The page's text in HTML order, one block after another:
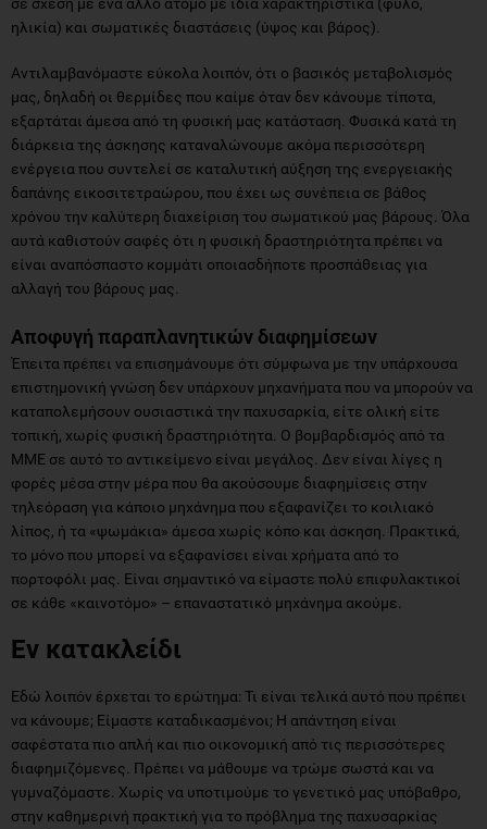
ηλικία) και σωματικές διαστάσεις (ύψος και βάρος).
Αντιλαμβανόμαστε εύκολα λοιπόν, ότι ο βασικός μεταβολισμός
μας, δηλαδή οι θερμίδες που καίμε όταν δεν κάνουμε τίποτα,
εξαρτάται άμεσα από τη φυσική μας κατάσταση. Φυσικά κατά τη
διάρκεια της άσκησης καταναλώνουμε ακόμα περισσότερη
ενέργεια που συντελεί σε καταλυτική αύξηση της ενεργειακής
δαπάνης εικοσιτετραώρου, που έχει ως συνέπεια σε βάθος
χρόνου την καλύτερη διαχείριση του σωματικού μας βάρους. Όλα
αυτά καθιστούν σαφές ότι η φυσική δραστηριότητα πρέπει να
είναι αναπόσπαστο κομμάτι οποιασδήποτε προσπάθειας για
αλλαγή του βάρους μας.
Αποφυγή παραπλανητικών διαφημίσεων
Έπειτα πρέπει να επισημάνουμε ότι σύμφωνα με την υπάρχουσα
επιστημονική γνώση δεν υπάρχουν μηχανήματα που να μπορούν να
καταπολεμήσουν ουσιαστικά την παχυσαρκία, είτε ολική είτε
τοπική, χωρίς φυσική δραστηριότητα. Ο βομβαρδισμός από τα
ΜΜΕ σε αυτό το αντικείμενο είναι μεγάλος. Δεν είναι λίγες η
φορές μέσα στην μέρα που θα ακούσουμε διαφημίσεις στην
τηλεόραση για κάποιο μηχάνημα που εξαφανίζει το κοιλιακό
λίπος, ή τα «ψωμάκια» άμεσα χωρίς κόπο και άσκηση. Πρακτικά,
το μόνο που μπορεί να εξαφανίσει είναι χρήματα από το
πορτοφόλι μας. Είναι σημαντικό να είμαστε πολύ επιφυλακτικοί
σε κάθε «καινοτόμο» – επαναστατικό μηχάνημα ακούμε.
Εν κατακλείδι
Εδώ λοιπόν έρχεται το ερώτημα: Τι είναι τελικά αυτό που πρέπει
να κάνουμε; Είμαστε καταδικασμένοι; Η απάντηση είναι
σαφέστατα πιο απλή και πιο οικονομική από τις περισσότερες
διαφημιζόμενες. Πρέπει να μάθουμε να τρώμε σωστά και να
γυμναζόμαστε. Χωρίς να υποτιμούμε το γενετικό μας υπόβαθρο,
στην καθημερινή πρακτική για το πρόβλημα της παχυσαρκίας